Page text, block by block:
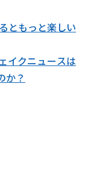
ともっと楽しい
イクニュースは
か？